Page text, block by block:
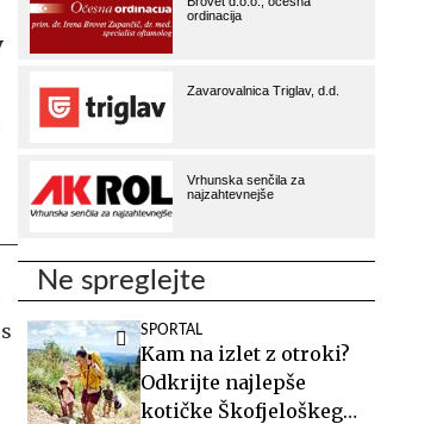
Ne spreglejte
SPORTAL
Kam na izlet z otroki?
Odkrijte najlepše
kotičke Škofjeloškega